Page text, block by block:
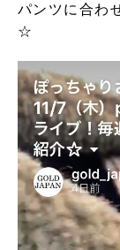
パンツに合わ
☆